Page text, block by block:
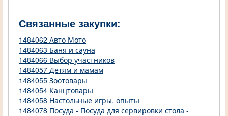
Связанные закупки:
1484062 Авто Мото
1484063 Баня и сауна
1484066 Выбор участников
1484057 Детям и мамам
1484055 Зоотовары
1484054 Канцтовары
1484058 Настольные игры, опыты
1484078 Посуда - Посуда для сервировки стола -